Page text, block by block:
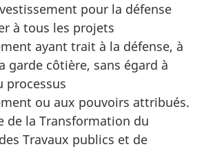
pour la défense
à tous les projets
ayant trait à la défense, à
garde côtière, sans égard à
processus
ou aux pouvoirs attribués.
de la Transformation du
Travaux publics et de